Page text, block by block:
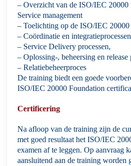
– Overzicht van de ISO/IEC
Service management
– Toelichting op de ISO/IEC 20000
– Coördinatie en
– Service Delivery processen,
– Oplossing-, beheersing en release
– Relatiebeheerproces
De training biedt een goede
ISO/IEC 20000 Foundation
Certificering
Na afloop van de training zijn de
met goed resultaat het ISO/IEC
examen af te leggen. Op aanvraag
aansluitend aan de training worden